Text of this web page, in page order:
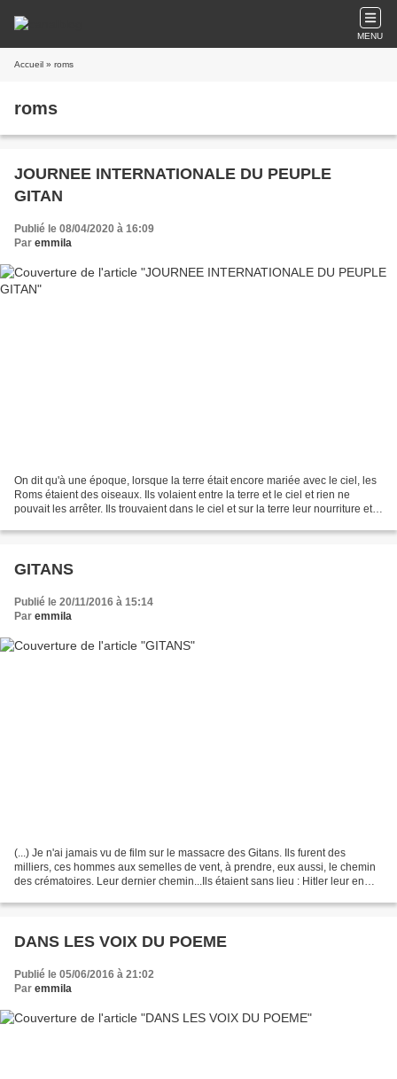
MENU
Accueil » roms
roms
JOURNEE INTERNATIONALE DU PEUPLE
GITAN
Publié le 08/04/2020 à 16:09
Par emmila
On dit qu'à une époque, lorsque la terre était encore mariée avec le ciel, les
Roms étaient des oiseaux. Ils volaient entre la terre et le ciel et rien ne
pouvait les arrêter. Ils trouvaient dans le ciel et sur la terre leur nourriture et
GITANS
Publié le 20/11/2016 à 15:14
Par emmila
(...) Je n'ai jamais vu de film sur le massacre des Gitans. Ils furent des
milliers, ces hommes aux semelles de vent, à prendre, eux aussi, le chemin
des crématoires. Leur dernier chemin...Ils étaient sans lieu : Hitler leur en
DANS LES VOIX DU POEME
Publié le 05/06/2016 à 21:02
Par emmila